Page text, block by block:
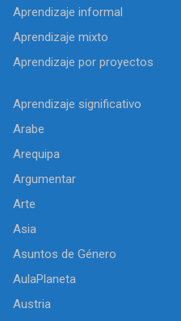
Aprendizaje informal
Aprendizaje mixto
Aprendizaje por proyectos
Aprendizaje significativo
Arabe
Arequipa
Argumentar
Arte
Asia
Asuntos de Género
AulaPlaneta
Austria